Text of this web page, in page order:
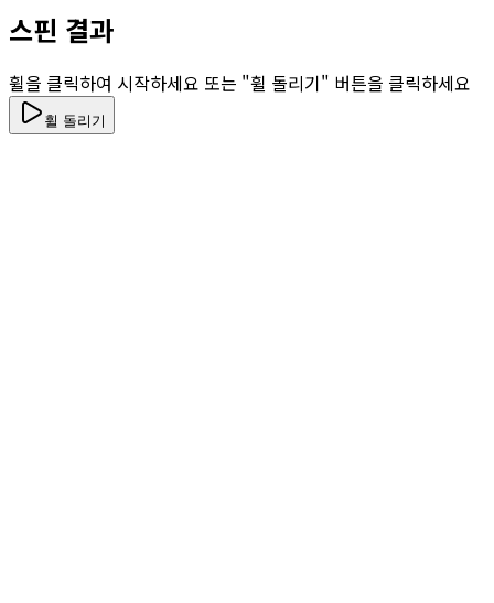
스핀 결과
휠을 클릭하여 시작하세요 또는 "휠 돌리기" 버튼을 클릭하세요
휠 돌리기